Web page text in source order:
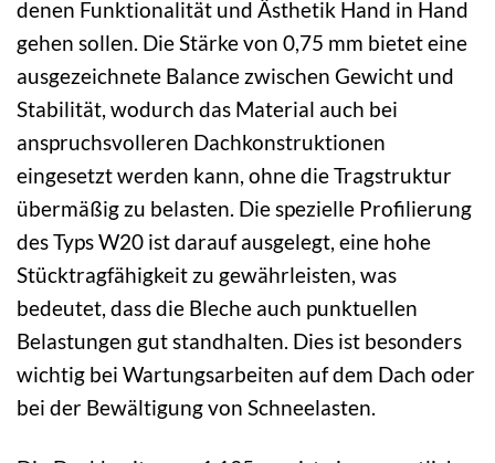
denen Funktionalität und Ästhetik Hand in Hand
gehen sollen. Die Stärke von 0,75 mm bietet eine
ausgezeichnete Balance zwischen Gewicht und
Stabilität, wodurch das Material auch bei
anspruchsvolleren Dachkonstruktionen
eingesetzt werden kann, ohne die Tragstruktur
übermäßig zu belasten. Die spezielle Profilierung
des Typs W20 ist darauf ausgelegt, eine hohe
Stücktragfähigkeit zu gewährleisten, was
bedeutet, dass die Bleche auch punktuellen
Belastungen gut standhalten. Dies ist besonders
wichtig bei Wartungsarbeiten auf dem Dach oder
bei der Bewältigung von Schneelasten.